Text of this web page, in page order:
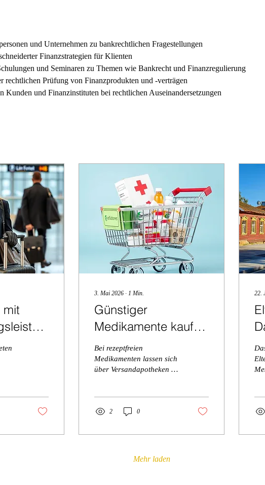
und Unternehmen zu bankrechtlichen Fragestellungen
Finanzstrategien für Klienten
und Seminaren zu Themen wie Bankrecht und Finanzregulierung
rechtlichen Prüfung von Finanzprodukten und -verträgen
Kunden und Finanzinstituten bei rechtlichen Auseinandersetzungen
mit
sind
3. Mai 2026 ∙ 1 Min.
Günstiger
Medikamente kaufen
mit
Versandapotheken
Bei rezeptfreien
Medikamenten lassen sich
über Versandapotheken oft
Versandkosten und etwas
Gesamtpreis häufig
2 0
22.
Mehr laden